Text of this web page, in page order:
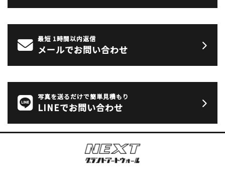
最短 1時間以内返信
メールでお問い合わせ
写真を送るだけで簡単見積もり
LINEでお問い合わせ